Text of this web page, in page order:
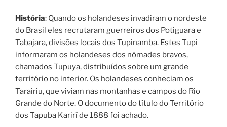
História: Quando os holandeses invadiram o nordeste
do Brasil eles recrutaram guerreiros dos Potiguara e
Tabajara, divisões locais dos Tupinamba. Estes Tupi
informaram os holandeses dos nômades bravos,
chamados Tupuya, distribuídos sobre um grande
território no interior. Os holandeses conheciam os
Tarairiu, que viviam nas montanhas e campos do Rio
Grande do Norte. O documento do título do Território
dos Tapuba Karirí de 1888 foi achado.